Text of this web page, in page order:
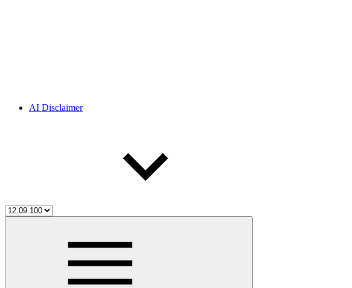
AI Disclaimer